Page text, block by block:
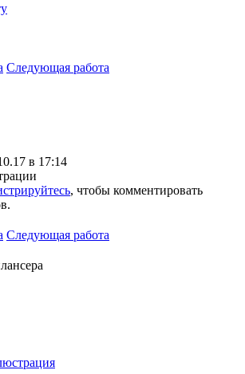
Следующая работа
в 17:14
, чтобы комментировать
Следующая работа